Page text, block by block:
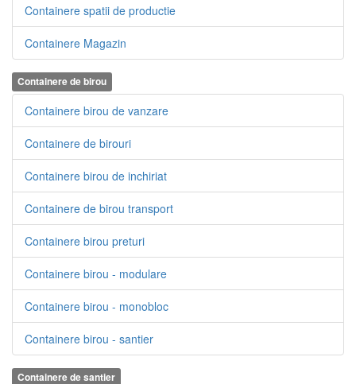
Containere spatii de productie
Containere Magazin
Containere de birou
Containere birou de vanzare
Containere de birouri
Containere birou de inchiriat
Containere de birou transport
Containere birou preturi
Containere birou - modulare
Containere birou - monobloc
Containere birou - santier
Containere de santier